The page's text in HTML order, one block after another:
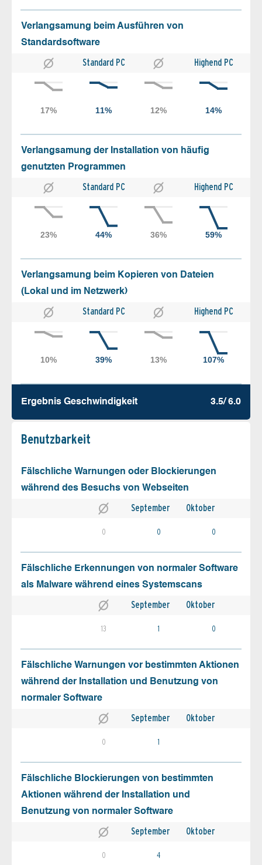
Verlangsamung beim Ausführen von
Standardsoftware
Standard PC Highend PC
Verlangsamung der Installation von häufig
genutzten Programmen
Standard PC Highend PC
Verlangsamung beim Kopieren von Dateien
(Lokal und im Netzwerk)
Standard PC Highend PC
Ergebnis Geschw­indigkeit 3.5/ 6.0
Benutz­barkeit
Fälschliche Warnungen oder Blockierungen
während des Besuchs von Webseiten
September Oktober
0 0 0
Fälschliche Erkennungen von normaler Software
als Malware während eines Systemscans
September Oktober
13 1 0
Fälschliche Warnungen vor bestimmten Aktionen
während der Installation und Benutzung von
normaler Software
September Oktober
0 1
Fälschliche Blockierungen von bestimmten
Aktionen während der Installation und
Benutzung von normaler Software
September Oktober
0 4